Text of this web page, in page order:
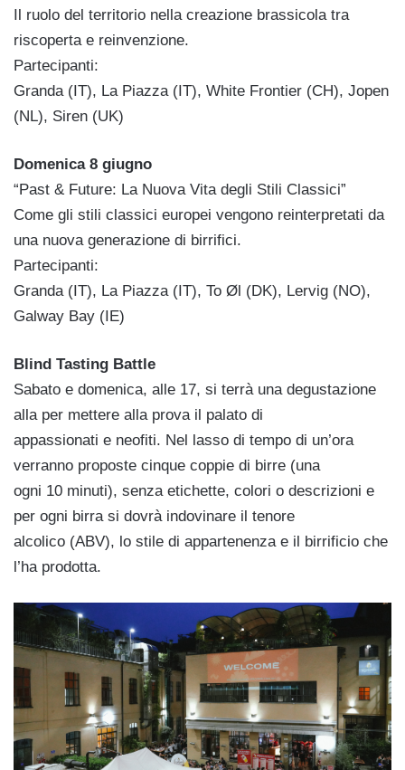
Il ruolo del territorio nella creazione brassicola tra
riscoperta e reinvenzione.
Partecipanti:
Granda (IT), La Piazza (IT), White Frontier (CH), Jopen
(NL), Siren (UK)
Domenica 8 giugno
“Past & Future: La Nuova Vita degli Stili Classici”
Come gli stili classici europei vengono reinterpretati da
una nuova generazione di birrifici.
Partecipanti:
Granda (IT), La Piazza (IT), To Øl (DK), Lervig (NO),
Galway Bay (IE)
Blind Tasting Battle
Sabato e domenica, alle 17, si terrà una degustazione
alla per mettere alla prova il palato di
appassionati e neofiti. Nel lasso di tempo di un’ora
verranno proposte cinque coppie di birre (una
ogni 10 minuti), senza etichette, colori o descrizioni e
per ogni birra si dovrà indovinare il tenore
alcolico (ABV), lo stile di appartenenza e il birrificio che
l’ha prodotta.